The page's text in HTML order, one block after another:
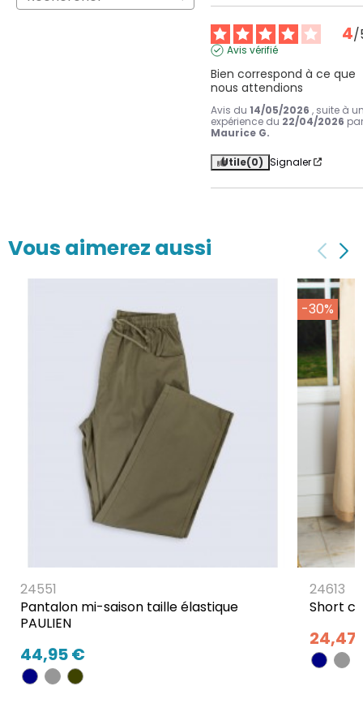
4/
Avis vérifié
Bien correspond à ce que
nous attendions
Avis du 14/05/2026 , suite à
expérience du 22/04/2026 par
Maurice G.
Utile(0) Signaler
Vous aimerez aussi
24551
Pantalon mi-saison taille élastique
PAULIEN
44,95 €
-30%
24613
Short
24,47